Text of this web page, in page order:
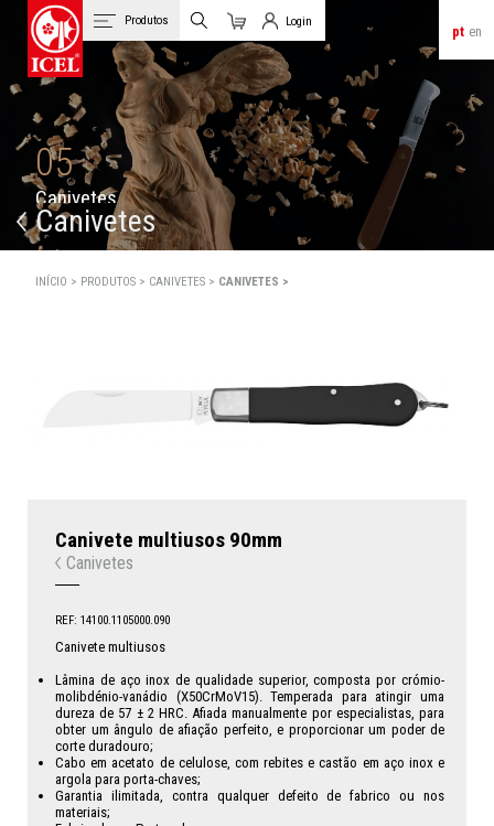
pt en
Produtos
Carrinho
Login
Login de Clientes
05
Canivetes
Canivetes
INÍCIO > PRODUTOS > CANIVETES > CANIVETES >
Canivete multiusos 90mm
Canivetes
REF: 14100.1105000.090
Canivete multiusos
Lâmina de aço inox de qualidade superior, composta por crómio-
molibdénio-vanádio (X50CrMoV15). Temperada para atingir uma
dureza de 57 ± 2 HRC. Afiada manualmente por especialistas, para
obter um ângulo de afiação perfeito, e proporcionar um poder de
corte duradouro;
Cabo em acetato de celulose, com rebites e castão em aço inox e
argola para porta-chaves;
Garantia ilimitada, contra qualquer defeito de fabrico ou nos
materiais;